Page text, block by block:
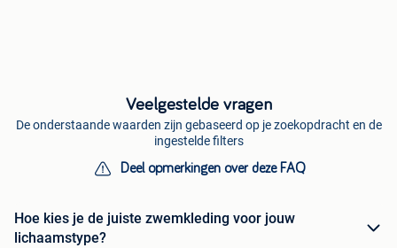
Veelgestelde vragen
De onderstaande waarden zijn gebaseerd op je zoekopdracht en de
ingestelde filters
Deel opmerkingen over deze FAQ
Hoe kies je de juiste zwemkleding voor jouw
lichaamstype?